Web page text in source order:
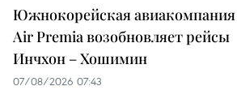
Южнокорейская авиакомпания
Air Premia возобновляет рейсы
Инчхон – Хошимин
07/08/2026 07:43